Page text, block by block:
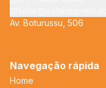
Av. Boturussu, 506
Navegação rápida
Home